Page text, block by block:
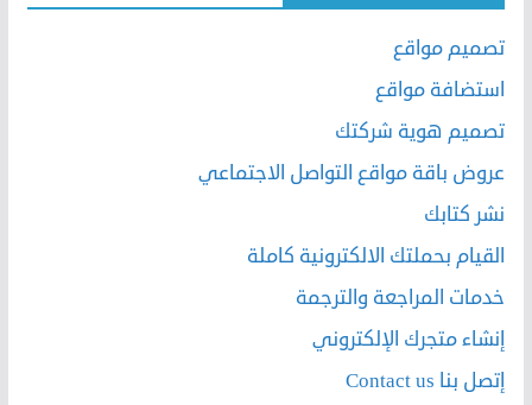
تصميم مواقع
استضافة مواقع
تصميم هوية شركتك
عروض باقة مواقع التواصل الاجتماعي
نشر كتابك
القيام بحملتك الالكترونية كاملة
خدمات المراجعة والترجمة
إنشاء متجرك الإلكتروني
إتصل بنا Contact us